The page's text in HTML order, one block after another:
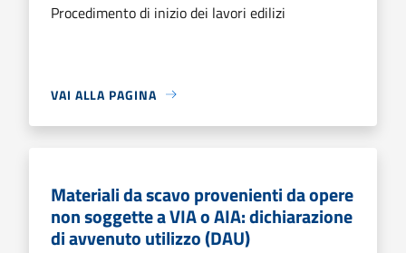
Procedimento di inizio dei lavori edilizi
VAI ALLA PAGINA
Materiali da scavo provenienti da opere
non soggette a VIA o AIA: dichiarazione
di avvenuto utilizzo (DAU)